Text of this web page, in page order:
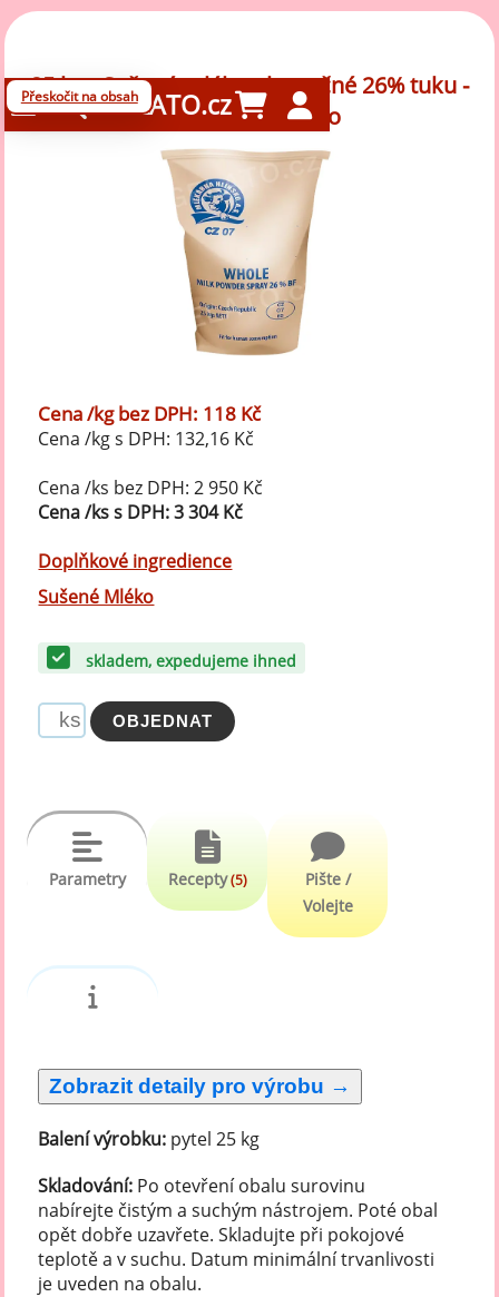
Přeskočit na obsahGELATO.cz
25 kg - Sušené mléko plnotučné 26% tuku -
mlékárna Hlinsko
Cena /kg bez DPH: 118 Kč
Cena /kg s DPH: 132,16 Kč
Cena /ks bez DPH: 2 950 Kč
Cena /ks s DPH: 3 304 Kč
Doplňkové ingredience
Sušené Mléko
skladem, expedujeme ihned
Parametry Recepty(5)
Pište /
Volejte
Balení výrobku: pytel 25 kg
Skladování: Po otevření obalu surovinu
nabírejte čistým a suchým nástrojem. Poté obal
opět dobře uzavřete. Skladujte při pokojové
teplotě a v suchu. Datum minimální trvanlivosti
je uveden na obalu.